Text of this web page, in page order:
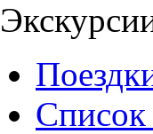
Список